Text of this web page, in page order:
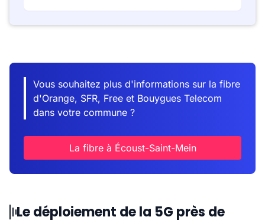
Vous souhaitez plus d'informations sur la fibre
d'Orange, SFR, Free et Bouygues Telecom
dans votre commune ?
La fibre à Écoust-Saint-Mein
Le déploiement de la 5G près de